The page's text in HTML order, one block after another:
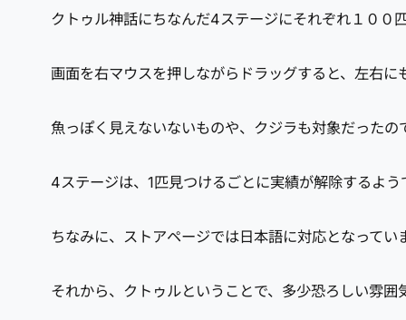
クトゥル神話にちなんだ4ステージにそれぞれ１００
画面を右マウスを押しながらドラッグすると、左右に
魚っぽく見えないないものや、クジラも対象だった
4ステージは、1匹見つけるごとに実績が解除するよ
ちなみに、ストアページでは日本語に対応となって
それから、クトゥルということで、多少恐ろしい雰